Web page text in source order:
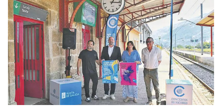
NEGOCIACIÓN
Estados Unidos ve posible llegar a un acuerdo
inminente con Irán